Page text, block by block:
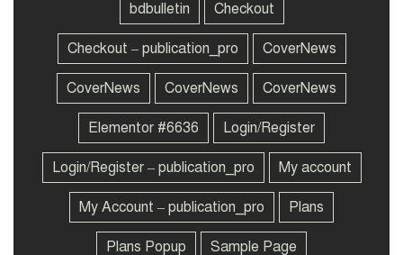
ভারতীয় হাইকমিশনার
যুক্তরাষ্ট্রের ভিসার নিয়মে আসছে
বড় পরিবর্তন
৯
বিদ্যুৎ-জ্বালানি নিয়ে বিভ্রান্তি
ছড়াবেন না: প্রধানমন্ত্রী
জুলাই আন্দোলনে পলককে
ইন্টারনেট ‘স্লো’ করার নির্দেশ
bdbulletin Checkout
Checkout – publication_pro CoverNews
CoverNews CoverNews CoverNews
Elementor #6636 Login/Register
Login/Register – publication_pro My account
My Account – publication_pro Plans
Plans Popup Sample Page